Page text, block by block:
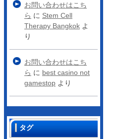
お問い合わせはこち
ら に Stem Cell
Therapy Bangkok よ
り
お問い合わせはこち
ら に best casino not
gamestop より
タグ